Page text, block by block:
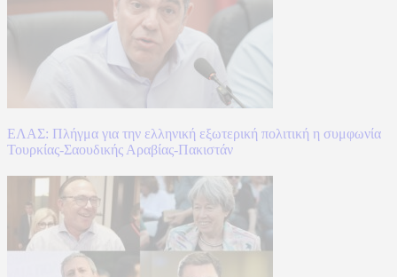
ΕΛΑΣ: Πλήγμα για την ελληνική εξωτερική πολιτική η συμφωνία
Τουρκίας-Σαουδικής Αραβίας-Πακιστάν